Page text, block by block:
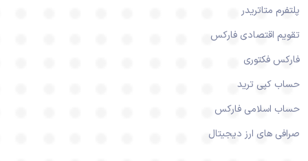
پلتفرم متاتریدر
تقویم اقتصادی فارکس
فارکس فکتوری
حساب کپی ترید
حساب اسلامی فارکس
صرافی های ارز دیجیتال